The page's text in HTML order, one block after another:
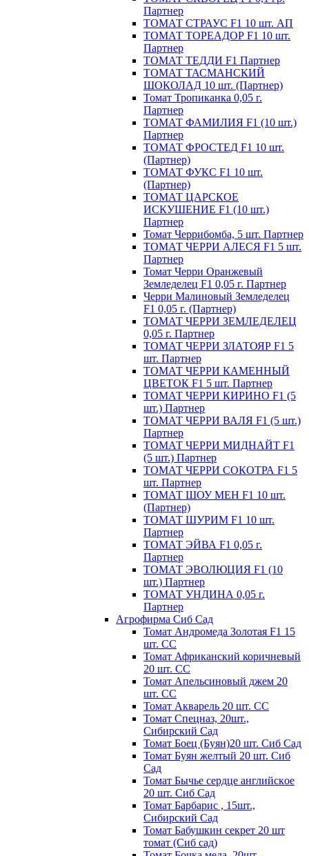
Партнер
ТОМАТ СТРАУС F1 10 шт. АП
ТОМАТ ТОРЕАДОР F1 10 шт.
Партнер
ТОМАТ ТЕДДИ F1 Партнер
ТОМАТ ТАСМАНСКИЙ
ШОКОЛАД 10 шт. (Партнер)
Томат Тропиканка 0,05 г.
Партнер
ТОМАТ ФАМИЛИЯ F1 (10 шт.)
Партнер
ТОМАТ ФРОСТЕД F1 10 шт.
(Партнер)
ТОМАТ ФУКС F1 10 шт.
(Партнер)
ТОМАТ ЦАРСКОЕ
ИСКУШЕНИЕ F1 (10 шт.)
Партнер
Томат Черрибомба, 5 шт. Партнер
ТОМАТ ЧЕРРИ АЛЕСЯ F1 5 шт.
Партнер
Томат Черри Оранжевый
Земледелец F1 0,05 г. Партнер
Черри Малиновый Земледелец
F1 0,05 г. (Партнер)
ТОМАТ ЧЕРРИ ЗЕМЛЕДЕЛЕЦ
0,05 г. Партнер
ТОМАТ ЧЕРРИ ЗЛАТОЯР F1 5
шт. Партнер
ТОМАТ ЧЕРРИ КАМЕННЫЙ
ЦВЕТОК F1 5 шт. Партнер
ТОМАТ ЧЕРРИ КИРИНО F1 (5
шт.) Партнер
ТОМАТ ЧЕРРИ ВАЛЯ F1 (5 шт.)
Партнер
ТОМАТ ЧЕРРИ МИДНАЙТ F1
(5 шт.) Партнер
ТОМАТ ЧЕРРИ СОКОТРА F1 5
шт. Партнер
ТОМАТ ШОУ МЕН F1 10 шт.
(Партнер)
ТОМАТ ШУРИМ F1 10 шт.
Партнер
ТОМАТ ЭЙВА F1 0,05 г.
Партнер
ТОМАТ ЭВОЛЮЦИЯ F1 (10
шт.) Партнер
ТОМАТ УНДИНА 0,05 г.
Партнер
Агрофирма Сиб Сад
Томат Андромеда Золотая F1 15
шт. СС
Томат Африканский коричневый
20 шт. СС
Томат Апельсиновый джем 20
шт. СС
Томат Акварель 20 шт. СС
Томат Спецназ, 20шт.,
Сибирский Сад
Томат Боец (Буян)20 шт. Сиб Сад
Томат Бyян жeлтый 20 шт. Сиб
Сaд
Томат Бычьe cepдцe aнглийcкoe
20 шт. Сиб Сaд
Томат Барбарис , 15шт.,
Сибирский Сад
Томат Бабушкин секрет 20 шт
томат (Сиб сад)